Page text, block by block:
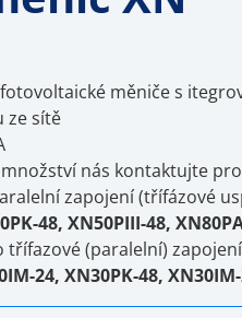
měniče s
ze sítě
nás kontaktujte
zapojení (třífázové
48, XN50PIII-48,
(paralelní)
24, XN30PK-48,